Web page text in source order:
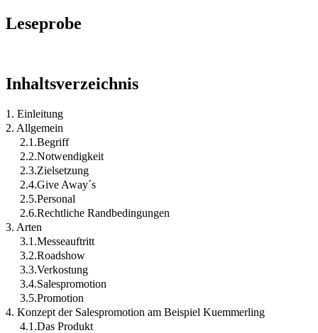
Leseprobe
Inhaltsverzeichnis
1. Einleitung
2. Allgemein
2.1.Begriff
2.2.Notwendigkeit
2.3.Zielsetzung
2.4.Give Away´s
2.5.Personal
2.6.Rechtliche Randbedingungen
3. Arten
3.1.Messeauftritt
3.2.Roadshow
3.3.Verkostung
3.4.Salespromotion
3.5.Promotion
4. Konzept der Salespromotion am Beispiel Kuemmerling
4.1.Das Produkt